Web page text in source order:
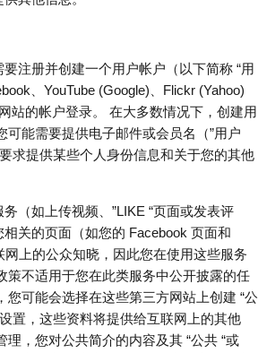
注册并创建一个用户帐户（以下简称 “用
、YouTube (Google)、Flickr (Yahoo)
站的帐户登录。 在大多数情况下，创建用
可能需要提供电子邮件或会员名（”用户
求提供某些个人身份信息和关于您的其他
（如上传视频、”LIKE “页面或发表评
关的页面（如您的 Facebook 页面和
网上的公众知晓，因此您在使用这些服务
策不适用于您在此类服务中公开披露的任
您可能会选择在这些第三方网站上创建 “公
置，这些资料将提供给互联网上的其他
理，您对公共简介的内容及其 “公共 “或